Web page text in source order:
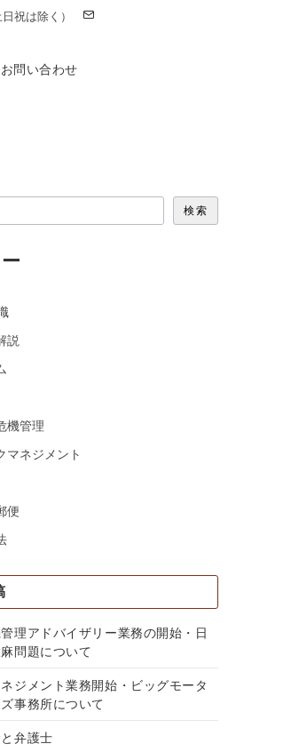
祝は除く）
お問い合わせ
検索
説
機管理
マネジメント
便
理アドバイザリー業務の開始・日
問題について
ジメント業務開始・ビッグモータ
事務所について
弁護士